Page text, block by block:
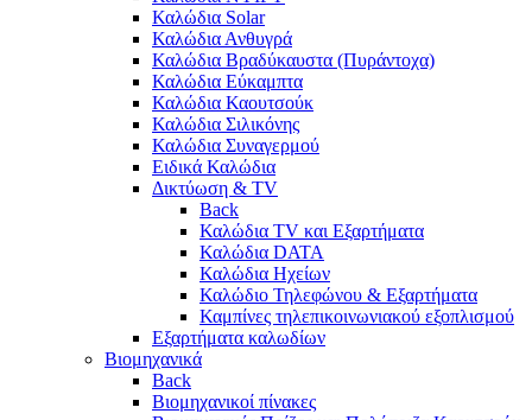
Καλώδια Solar
Καλώδια Ανθυγρά
Καλώδια Βραδύκαυστα (Πυράντοχα)
Καλώδια Εύκαμπτα
Καλώδια Καουτσούκ
Καλώδια Σιλικόνης
Καλώδια Συναγερμού
Ειδικά Καλώδια
Δικτύωση & TV
Back
Καλώδια TV και Εξαρτήματα
Καλώδια DATA
Καλώδια Ηχείων
Καλώδιο Τηλεφώνου & Εξαρτήματα
Καμπίνες τηλεπικοινωνιακού εξοπλισμού
Eξαρτήματα καλωδίων
Βιομηχανικά
Back
Βιομηχανικοί πίνακες